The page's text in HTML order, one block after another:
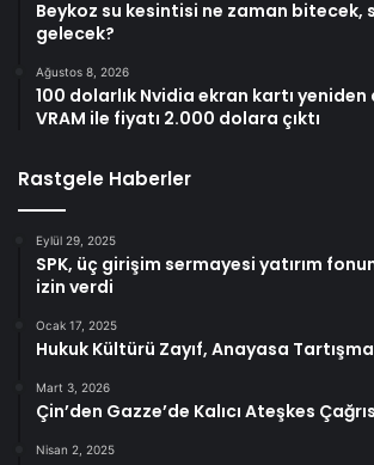
Beykoz su kesintisi ne zaman bitecek,
gelecek?
Ağustos 8, 2026
100 dolarlık Nvidia ekran kartı yeniden
VRAM ile fiyatı 2.000 dolara çıktı
Rastgele Haberler
Eylül 29, 2025
SPK, üç girişim sermayesi yatırım
izin verdi
Ocak 17, 2025
Hukuk Kültürü Zayıf, Anayasa
Mart 3, 2026
Çin’den Gazze’de Kalıcı Ateşkes
Nisan 2, 2025